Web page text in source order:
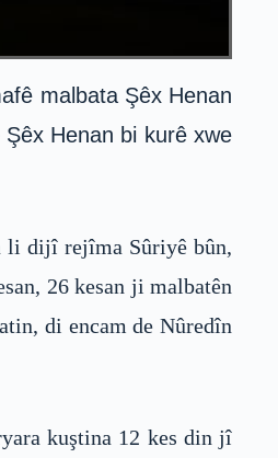
malbata Şêx Henan
Henan bi kurê xwe
li dijî rejîma Sûriyê bûn,
26 kesan ji malbatên
di encam de Nûredîn
kuştina 12 kes din jî